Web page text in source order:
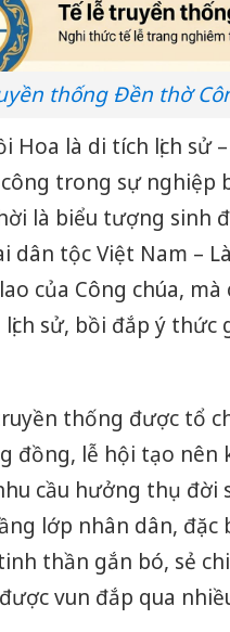
thống Đền thờ
Hoa là di tích lịch sử
trong sự nghiệp
là biểu tượng sinh
dân tộc Việt Nam –
của Công chúa,
sử, bồi đắp ý thức
thống được tổ
đồng, lễ hội tạo nên
cầu hưởng thụ
lớp nhân dân,
thần gắn bó, sẻ
vun đắp qua